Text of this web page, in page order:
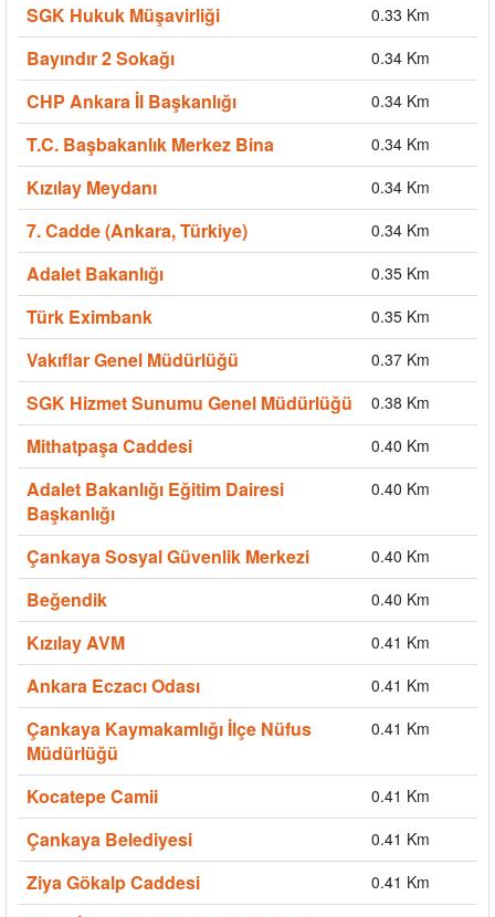
SGK Hukuk Müşavirliği 0.33 Km
Bayındır 2 Sokağı 0.34 Km
CHP Ankara İl Başkanlığı 0.34 Km
T.C. Başbakanlık Merkez Bina 0.34 Km
Kızılay Meydanı 0.34 Km
7. Cadde (Ankara, Türkiye) 0.34 Km
Adalet Bakanlığı 0.35 Km
Türk Eximbank 0.35 Km
Vakıflar Genel Müdürlüğü 0.37 Km
SGK Hizmet Sunumu Genel Müdürlüğü 0.38 Km
Mithatpaşa Caddesi 0.40 Km
Adalet Bakanlığı Eğitim Dairesi
Başkanlığı
0.40 Km
Çankaya Sosyal Güvenlik Merkezi 0.40 Km
Beğendik 0.40 Km
Kızılay AVM 0.41 Km
Ankara Eczacı Odası 0.41 Km
Çankaya Kaymakamlığı İlçe Nüfus
Müdürlüğü
0.41 Km
Kocatepe Camii 0.41 Km
Çankaya Belediyesi 0.41 Km
Ziya Gökalp Caddesi 0.41 Km